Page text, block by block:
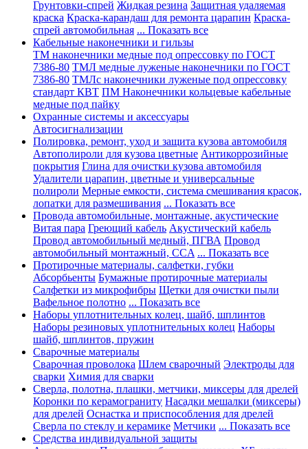
Грунтовки-спрей Жидкая резина Защитная удаляемая
краска Краска-карандаш для ремонта царапин Краска-
спрей автомобильная ... Показать все
Кабельные наконечники и гильзы
ТМ наконечники медные под опрессовку по ГОСТ
7386-80 ТМЛ медные луженые наконечники по ГОСТ
7386-80 ТМЛс наконечники луженые под опрессовку
стандарт КВТ ПМ Наконечники кольцевые кабельные
медные под пайку
Охранные системы и аксессуары
Автосигнализации
Полировка, ремонт, уход и защита кузова автомобиля
Автополироли для кузова цветные Антикоррозийные
покрытия Глина для очистки кузова автомобиля
Удалители царапин, цветные и универсальные
полироли Мерные емкости, система смешивания красок,
лопатки для размешивания ... Показать все
Провода автомобильные, монтажные, акустические
Витая пара Греющий кабель Акустический кабель
Провод автомобильный медный, ПГВА Провод
автомобильный монтажный, CCA ... Показать все
Протирочные материалы, салфетки, губки
Абсорбьенты Бумажные протирочные материалы
Салфетки из микрофибры Щетки для очистки пыли
Вафельное полотно ... Показать все
Наборы уплотнительных колец, шайб, шплинтов
Наборы резиновых уплотнительных колец Наборы
шайб, шплинтов, пружин
Сварочные материалы
Сварочная проволока Шлем сварочный Электроды для
сварки Химия для сварки
Сверла, полотна, плашки, метчики, миксеры для дрелей
Коронки по керамограниту Насадки мешалки (миксеры)
для дрелей Оснастка и приспособления для дрелей
Сверла по стеклу и керамике Метчики ... Показать все
Средства индивидуальной защиты